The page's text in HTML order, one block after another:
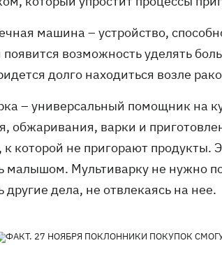
машина – устройство,
появится возможность уделять
долго находиться возле
– универсальный помощник на
обжаривания, варки и
которой не пригорают продукты.
малышом. Мультиварку не нужно
другие дела, не отвлекаясь на нее.